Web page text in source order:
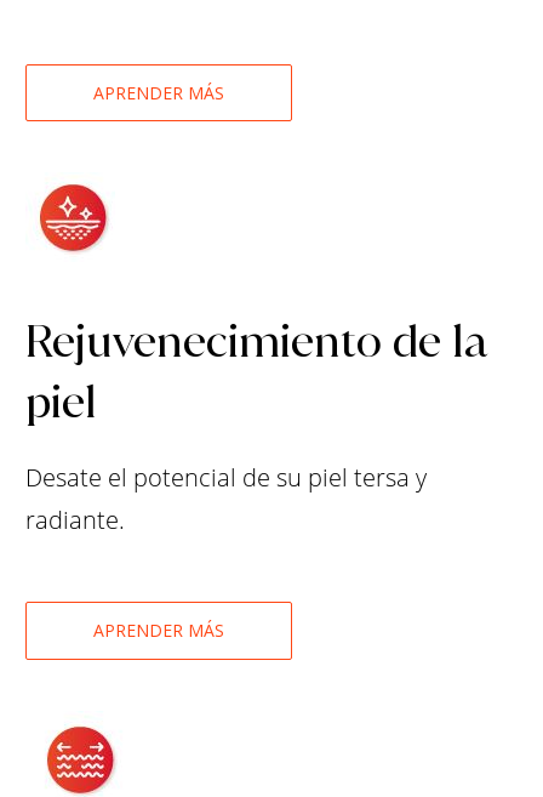
APRENDER MÁS
Rejuvenecimiento de la
piel
Desate el potencial de su piel tersa y
radiante.
APRENDER MÁS